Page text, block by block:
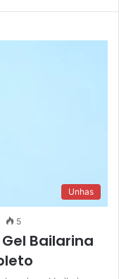
Unhas
5
Bailarina